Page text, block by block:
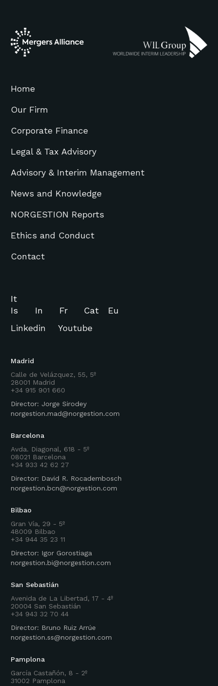
Home
Our Firm
Corporate Finance
Legal & Tax Advisory
Advisory & Interim Management
News and Knowledge
NORGESTION Reports
Ethics and Conduct
Contact
Madrid
Calle de Velázquez, 55, 5º
28001 Madrid
+34 915 901 660
Director: Jorge Sirodey
norgestion.mad@norgestion.com
Barcelona
Avda. Diagonal, 618 - 5º
08021 Barcelona
+34 933 42 62 27
Director: David R. Rocadembosch
norgestion.bcn@norgestion.com
Bilbao
Gran Vía, 29 - 5º
48009 Bilbao
+34 944 35 23 11
Director: Igor Gorostiaga
norgestion.bi@norgestion.com
San Sebastián
Avenida de La Libertad, 17 - 4º
20004 San Sebastián
+34 943 32 70 44
Director: Bruno Ruiz Arrúe
norgestion.ss@norgestion.com
Pamplona
García Castañón, 8 - 2º
31002 Pamplona
It
Is
In Fr Cat
Eu
Linkedin
Youtube